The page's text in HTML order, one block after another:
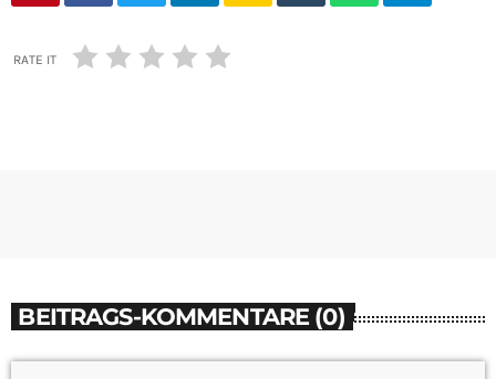
RATE IT
BEITRAGS-KOMMENTARE (0)